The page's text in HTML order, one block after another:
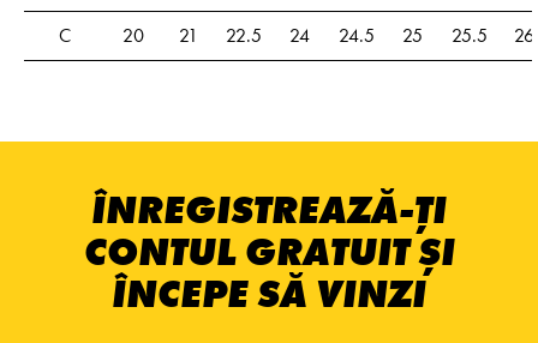
C
20 21 22.5 24 24.5 25 25.5 26
ÎNREGISTREAZĂ-ȚI
CONTUL GRATUIT ȘI
ÎNCEPE SĂ VINZI